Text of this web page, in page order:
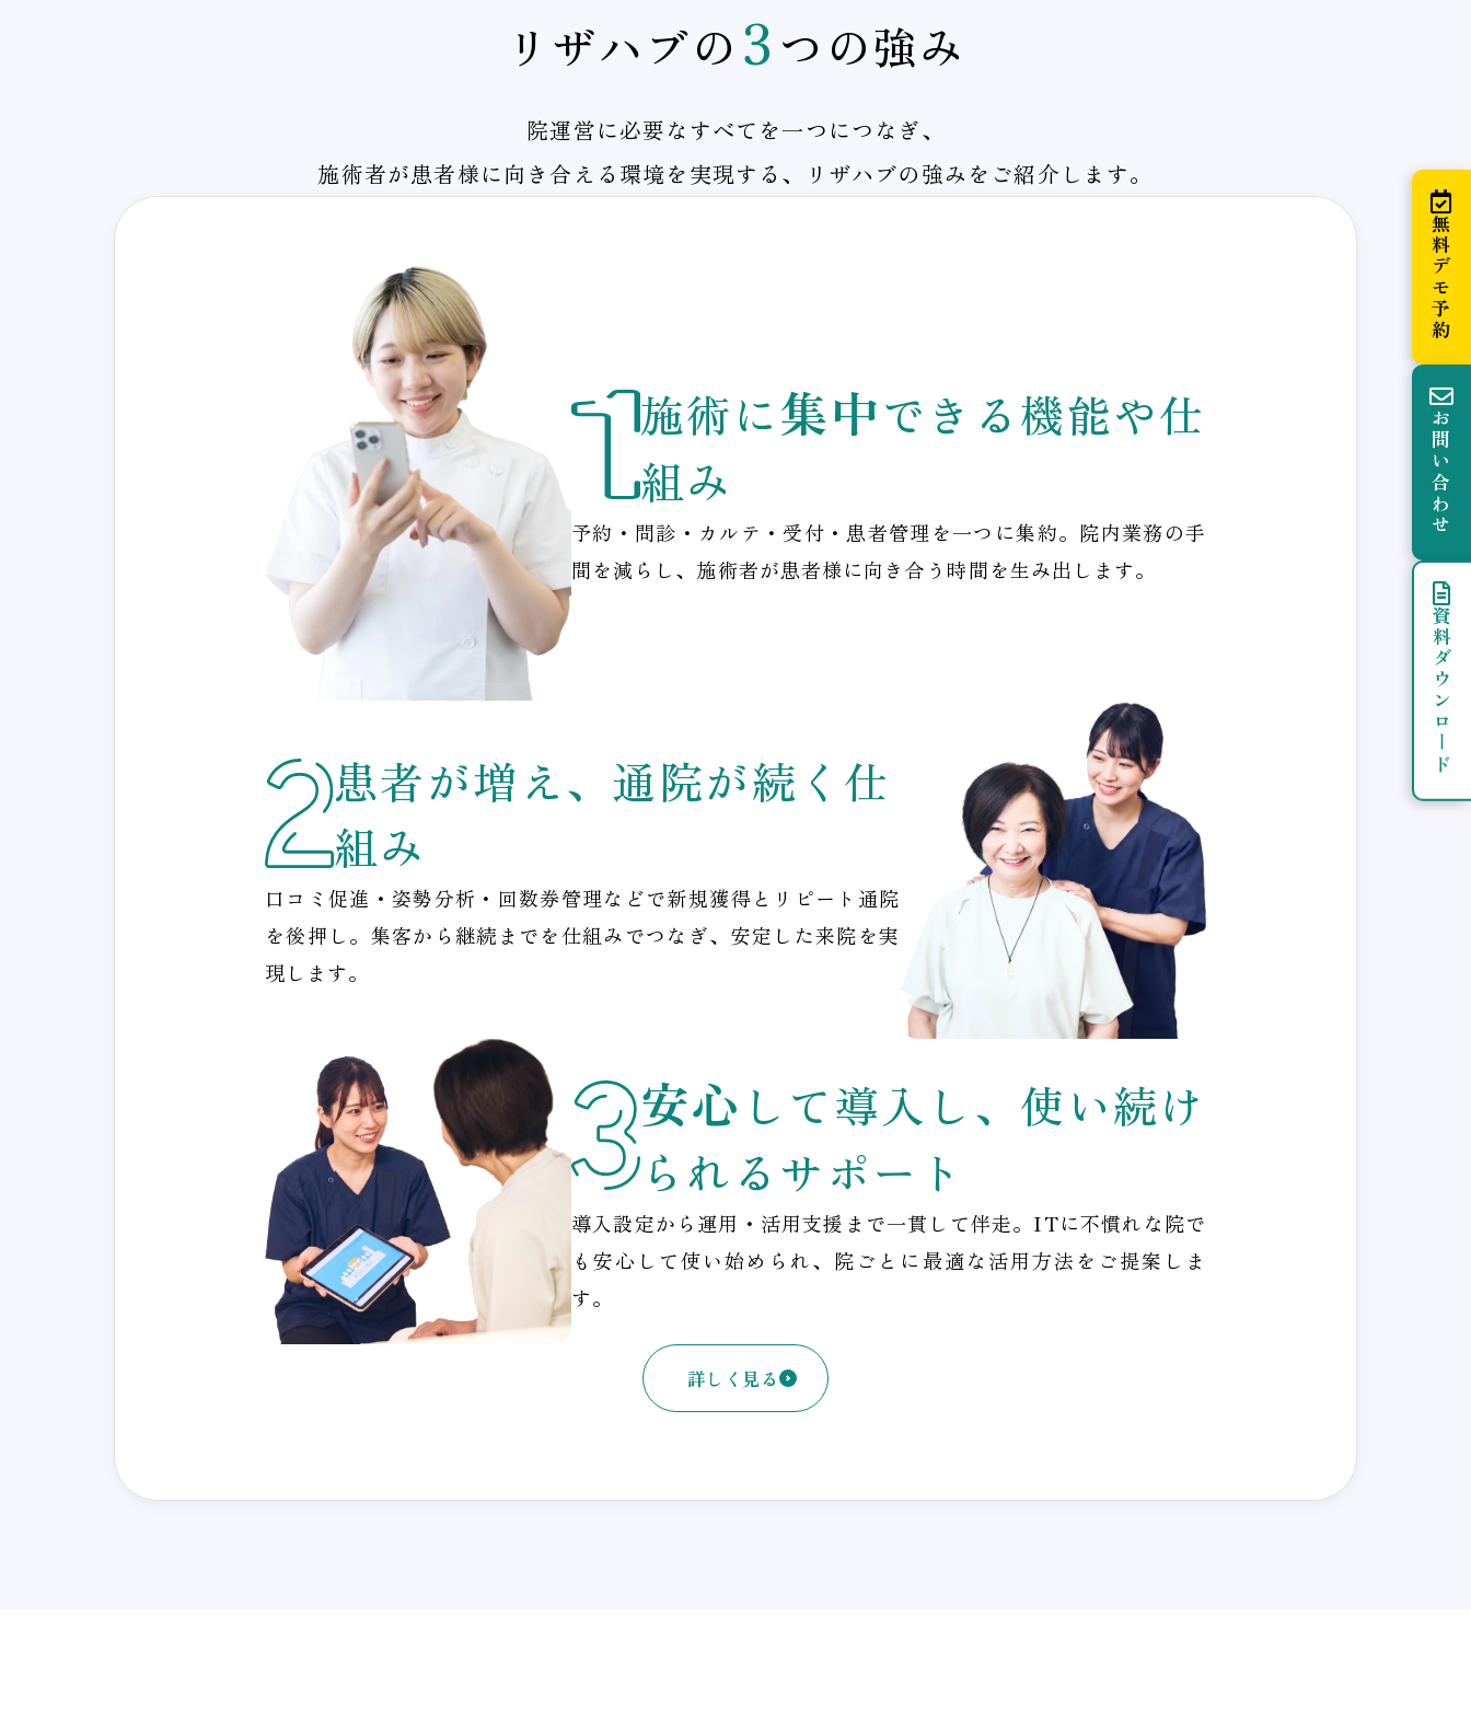
リザハブの 3 つの強み
院運営に必要なすべてを一つにつなぎ、
施術者が患者様に向き合える環境を実現する、リザハブの強みをご紹介します。
施術に集中できる機能や仕
組み
予約・問診・カルテ・受付・患者管理を一つに集約。院内業務の手
間を減らし、施術者が患者様に向き合う時間を生み出します。
患者が増え、通院が続く仕
組み
口コミ促進・姿勢分析・回数券管理などで新規獲得とリピート通院
を後押し。集客から継続までを仕組みでつなぎ、安定した来院を実
現します。
安心 して導入し、使い続け
られるサポート
導入設定から運用・活用支援まで一貫して伴走。ITに不慣れな院で
も安心して使い始められ、院ごとに最適な活用方法をご提案しま
す。
詳しく見る
無料デモ予約
お問い合わせ
資料ダウンロード